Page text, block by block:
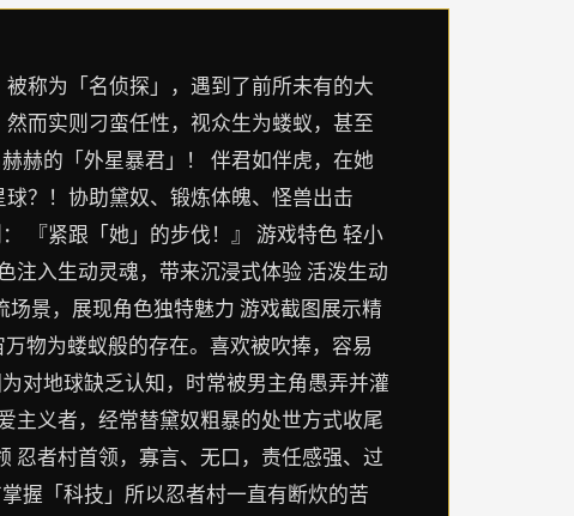
称为「名侦探」，遇到了前所未有的大
而实则刁蛮任性，视众生为蝼蚁，甚至
赫的「外星暴君」！ 伴君如伴虎，在她
？！协助黛奴、锻炼体魄、怪兽出击
『紧跟「她」的步伐！』 游戏特色 轻小
注入生动灵魂，带来沉浸式体验 活泼生动
景，展现角色独特魅力 游戏截图展示精
物为蝼蚁般的存在。喜欢被吹捧，容易
对地球缺乏认知，时常被男主角愚弄并灌
主义者，经常替黛奴粗暴的处世方式收尾
忍者村首领，寡言、无口，责任感强、过
握「科技」所以忍者村一直有断炊的苦